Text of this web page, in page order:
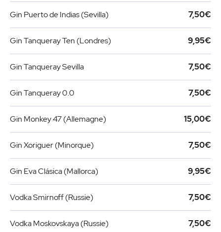
Gin Puerto de Indias (Sevilla) 7,50€
Gin Tanqueray Ten (Londres) 9,95€
Gin Tanqueray Sevilla 7,50€
Gin Tanqueray 0.0 7,50€
Gin Monkey 47 (Allemagne) 15,00€
Gin Xoriguer (Minorque) 7,50€
Gin Eva Clásica (Mallorca) 9,95€
Vodka Smirnoff (Russie) 7,50€
Vodka Moskovskaya (Russie) 7,50€